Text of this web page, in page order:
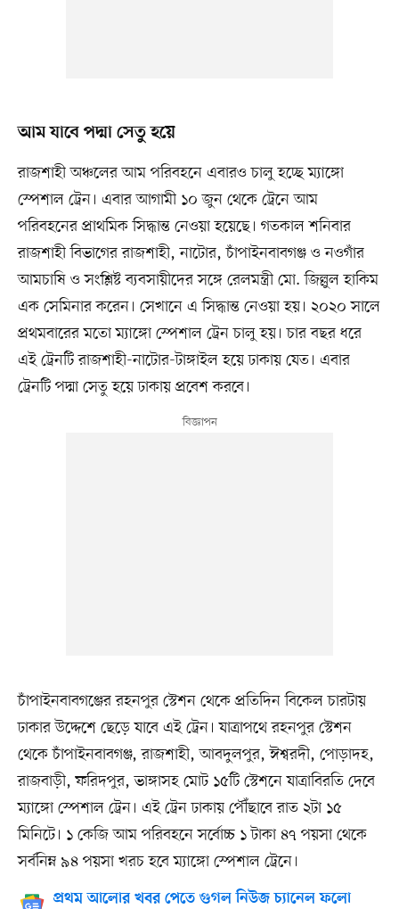
আম যাবে পদ্মা সেতু হয়ে
রাজশাহী অঞ্চলের আম পরিবহনে এবারও চালু হচ্ছে ম্যাঙ্গো
স্পেশাল ট্রেন। এবার আগামী ১০ জুন থেকে ট্রেনে আম
পরিবহনের প্রাথমিক সিদ্ধান্ত নেওয়া হয়েছে। গতকাল শনিবার
রাজশাহী বিভাগের রাজশাহী, নাটোর, চাঁপাইনবাবগঞ্জ ও নওগাঁর
আমচাষি ও সংশ্লিষ্ট ব্যবসায়ীদের সঙ্গে রেলমন্ত্রী মো. জিল্লুল হাকিম
এক সেমিনার করেন। সেখানে এ সিদ্ধান্ত নেওয়া হয়। ২০২০ সালে
প্রথমবারের মতো ম্যাঙ্গো স্পেশাল ট্রেন চালু হয়। চার বছর ধরে
এই ট্রেনটি রাজশাহী-নাটোর-টাঙ্গাইল হয়ে ঢাকায় যেত। এবার
ট্রেনটি পদ্মা সেতু হয়ে ঢাকায় প্রবেশ করবে।
চাঁপাইনবাবগঞ্জের রহনপুর স্টেশন থেকে প্রতিদিন বিকেল চারটায়
ঢাকার উদ্দেশে ছেড়ে যাবে এই ট্রেন। যাত্রাপথে রহনপুর স্টেশন
থেকে চাঁপাইনবাবগঞ্জ, রাজশাহী, আবদুলপুর, ঈশ্বরদী, পোড়াদহ,
রাজবাড়ী, ফরিদপুর, ভাঙ্গাসহ মোট ১৫টি স্টেশনে যাত্রাবিরতি দেবে
ম্যাঙ্গো স্পেশাল ট্রেন। এই ট্রেন ঢাকায় পৌঁছাবে রাত ২টা ১৫
মিনিটে। ১ কেজি আম পরিবহনে সর্বোচ্চ ১ টাকা ৪৭ পয়সা থেকে
সর্বনিম্ন ৯৪ পয়সা খরচ হবে ম্যাঙ্গো স্পেশাল ট্রেনে।
প্রথম আলোর খবর পেতে গুগল নিউজ চ্যানেল ফলো